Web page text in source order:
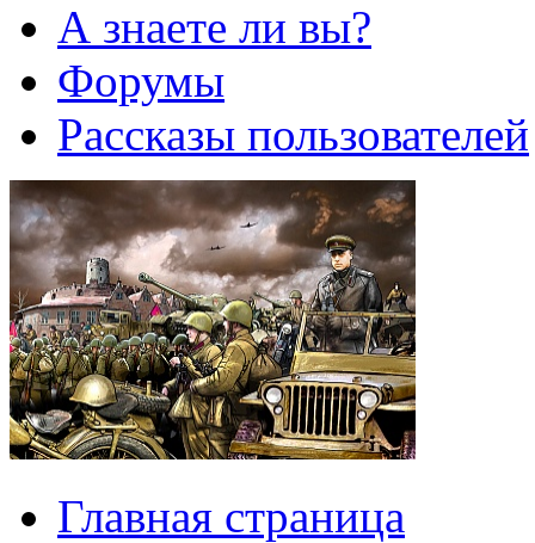
А знаете ли вы?
Форумы
Рассказы пользователей
Главная страница